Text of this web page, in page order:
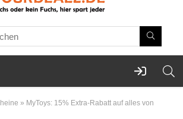
» MyToys: 15% Extra-Rabatt auf alles von